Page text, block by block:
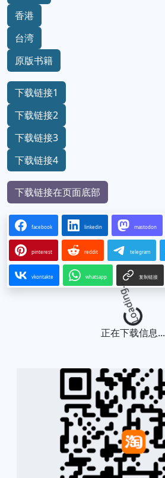
香港
台湾
原版书籍
下载链接1
下载链接2
下载链接3
下载链接4
下载链接在页面底部
facebook linkedin mastodon
pinterest reddit telegram
vkontakte whatsapp 复制链接
Loading...
正在下载信息...